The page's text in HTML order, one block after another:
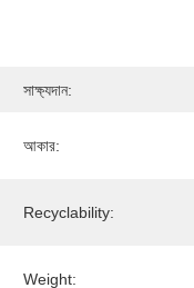
সাক্ষ্যদান:
আকার:
Recyclability:
Weight: